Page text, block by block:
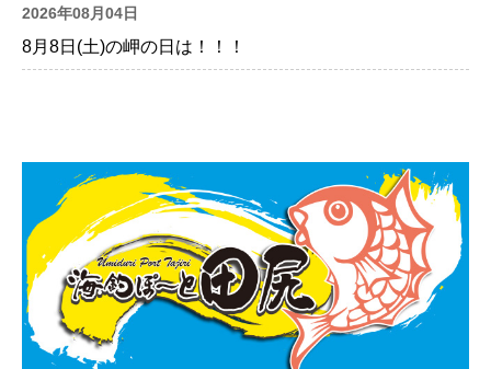
2026年08月04日
8月8日(土)の岬の日は！！！